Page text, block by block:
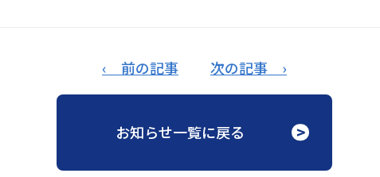
‹ 前の記事 次の記事 ›
お知らせ一覧に戻る